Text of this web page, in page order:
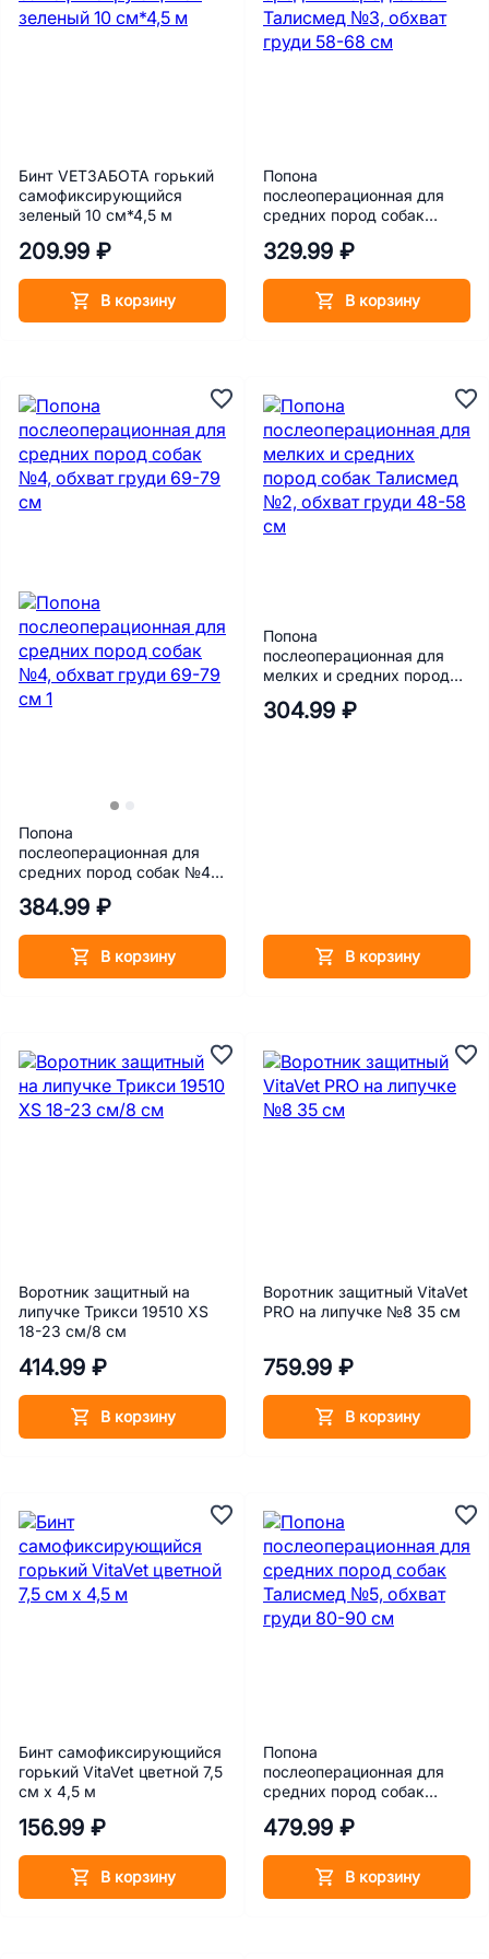
Бинт VETЗАБОТА горький
самофиксирующийся
зеленый 10 см*4,5 м
209.99 ₽
В корзину
Попона
послеоперационная для
средних пород собак
груди 58-68 см
329.99 ₽
В корзину
Попона
послеоперационная для
средних пород собак №4,
384.99 ₽
В корзину
Попона
послеоперационная для
мелких и средних пород
обхват груди 48-58 см
304.99 ₽
В корзину
Воротник защитный на
липучке Трикси 19510 XS
18-23 см/8 см
414.99 ₽
В корзину
Воротник защитный VitaVet
PRO на липучке №8 35 см
759.99 ₽
В корзину
Бинт самофиксирующийся
горький VitaVet цветной 7,5
см х 4,5 м
156.99 ₽
В корзину
Попона
послеоперационная для
средних пород собак
груди 80-90 см
479.99 ₽
В корзину